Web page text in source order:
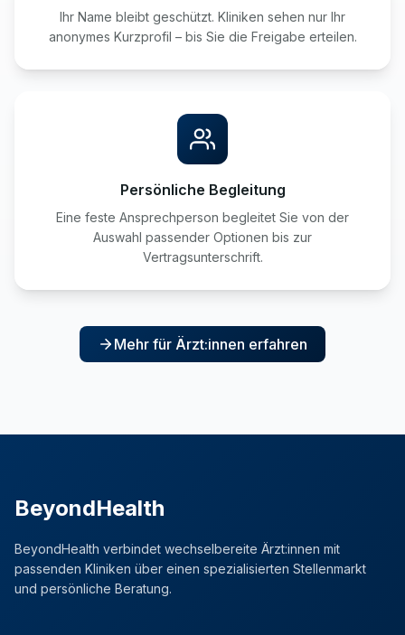
Ihr Name bleibt geschützt. Kliniken sehen nur Ihr
anonymes Kurzprofil – bis Sie die Freigabe erteilen.
Persönliche Begleitung
Eine feste Ansprechperson begleitet Sie von der
Auswahl passender Optionen bis zur
Vertragsunterschrift.
Mehr für Ärzt:innen erfahren
BeyondHealth
BeyondHealth verbindet wechselbereite Ärzt:innen mit
passenden Kliniken über einen spezialisierten Stellenmarkt
und persönliche Beratung.